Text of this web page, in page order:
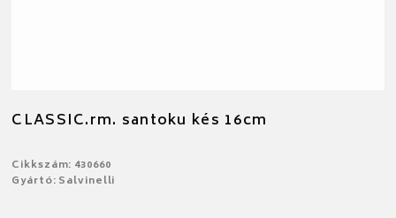
CLASSIC.rm. santoku kés 16cm
Cikkszám: 430660
Gyártó: Salvinelli